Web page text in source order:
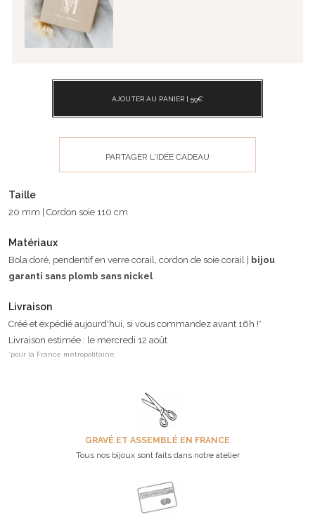
AJOUTER AU PANIER | 59€
PARTAGER L'IDÉE CADEAU
Taille
20 mm | Cordon soie 110 cm
Matériaux
Bola doré, pendentif en verre corail, cordon de soie corail |
bijou
garanti sans plomb sans nickel
Livraison
Créé et expédié aujourd'hui, si vous commandez avant 16h !*
Livraison estimée : le mercredi 12 août
*pour la France métropolitaine
GRAVÉ ET ASSEMBLÉ EN FRANCE
Tous nos bijoux sont faits dans notre atelier